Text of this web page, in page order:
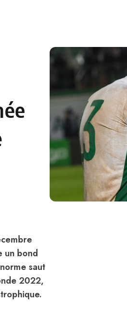
un bond
saut
2022,